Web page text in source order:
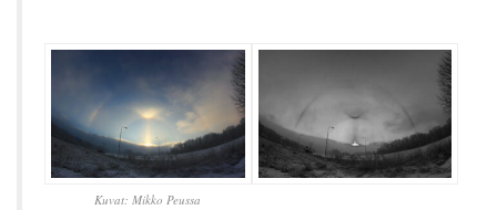
Kuvat: Mikko Peussa